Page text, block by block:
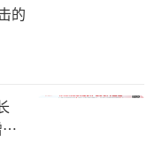
行，债券期限不
定，计划面向专
的